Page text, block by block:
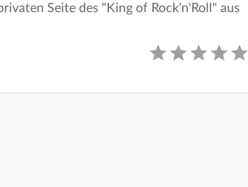
Seite des "King of Rock'n'Roll" aus